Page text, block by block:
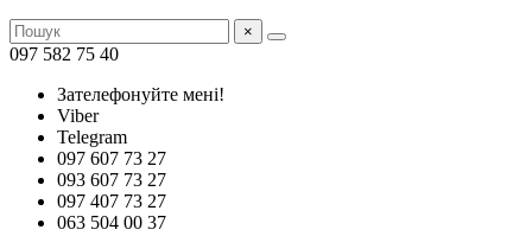
×
097 582 75 40
Зателефонуйте мені!
Viber
Telegram
097 607 73 27
093 607 73 27
097 407 73 27
063 504 00 37